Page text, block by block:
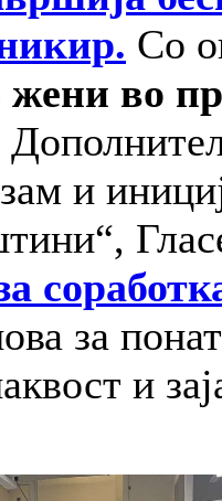
Со
жени во
и
за
и